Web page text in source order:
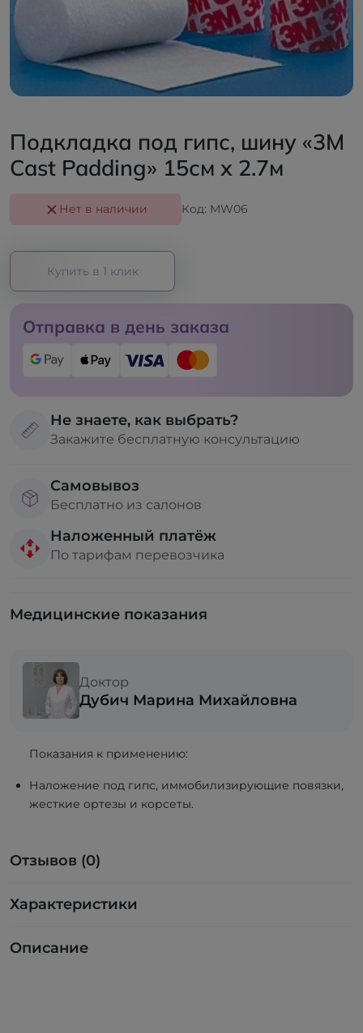
Подкладка под гипс, шину «3M
Cast Padding» 15см х 2.7м
Нет в наличии Код: MW06
Купить в 1 клик
Отправка в день заказа
Не знаете, как выбрать?
Закажите бесплатную консультацию
Самовывоз
Бесплатно из салонов
Наложенный платёж
По тарифам перевозчика
Медицинские показания
Доктор
Дубич Марина Михайловна
Показания к применению:
Наложение под гипс, иммобилизирующие повязки,
жесткие ортезы и корсеты.
Отзывов (0)
Характеристики
Описание